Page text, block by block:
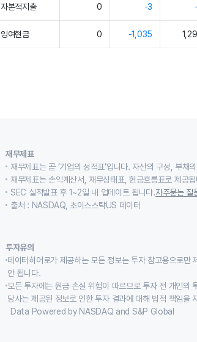
자본적지출 0 -3
잉여현금 0 -1,035
재무제표
재무제표는 곧 ‘기업의 성적표’입니다. 자산의 구성, 부
재무제표는 손익계산서, 재무상태표, 현금흐름표로 제공
SEC 실적발표 후 1~2일 내 업데이트 됩니다.자주묻는 질
출처 : NASDAQ, 초이스스탁US 데이터
투자유의
데이터히어로가 제공하는 모든 정보는 투자 참고용으로
안 됩니다.
모든 투자에는 원금 손실 위험이 따르므로 투자 전 개인의
당사는 제공된 정보로 인한 투자 결과에 대해 법적 책임을
Data Powered by NASDAQ and S&P Global